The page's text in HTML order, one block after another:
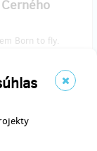
Born to fly.
projektu